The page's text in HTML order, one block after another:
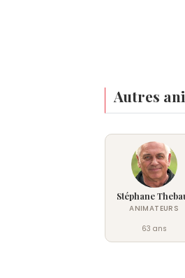
Autres
Stéphane
ANIMATEURS
63 ans